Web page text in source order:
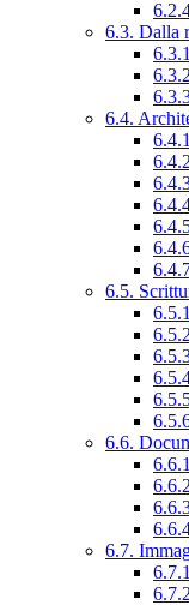
6.3. Dalla
6.4.
6.5.
6.6.
6.7.